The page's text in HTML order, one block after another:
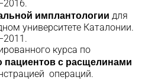
имплантологии для
университете Каталонии.
курса по
с расщелинами
операций.